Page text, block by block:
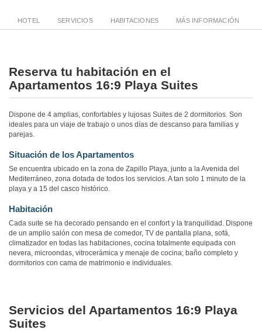
HOTEL SERVICIOS HABITACIONES MÁS INFORMACIÓN
Reserva tu habitación en el
Apartamentos 16:9 Playa Suites
Dispone de 4 amplias, confortables y lujosas Suites de 2 dormitorios. Son
ideales para un viaje de trabajo o unos días de descanso para familias y
parejas.
Situación de los Apartamentos
Se encuentra ubicado en la zona de Zapillo Playa, junto a la Avenida del
Mediterráneo, zona dotada de todos los servicios. A tan solo 1 minuto de la
playa y a 15 del casco histórico.
Habitación
Cada suite se ha decorado pensando en el confort y la tranquilidad. Dispone
de un amplio salón con mesa de comedor, TV de pantalla plana, sofá,
climatizador en todas las habitaciones, cocina totalmente equipada con
nevera, microondas, vitrocerámica y menaje de cocina; baño completo y
dormitorios con cama de matrimonio e individuales.
Servicios del Apartamentos 16:9 Playa
Suites